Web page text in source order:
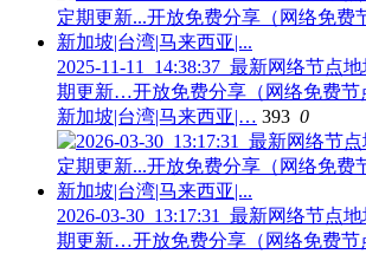
2025-11-11_14:38:37_最新网络节点
期更新…开放免费分享（网络免费节
新加坡|台湾|马来西亚|… 393 0
2026-03-30_13:17:31_最新网络节点
期更新…开放免费分享（网络免费节